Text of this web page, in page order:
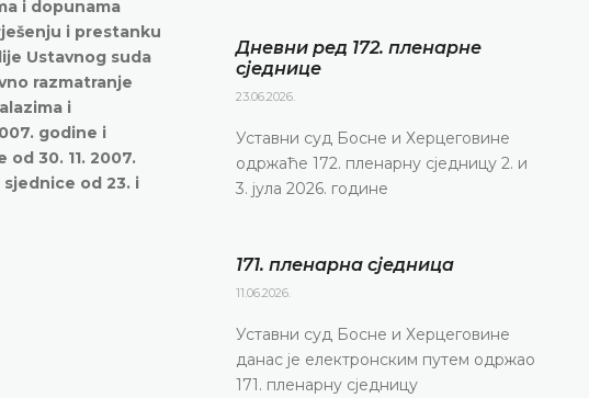
i dopunama
i prestanku
Ustavnog suda
razmatranje
i
godine i
30. 11. 2007.
od 23. i
Дневни ред 172. пленарне
сједнице
23.06.2026.
Уставни суд Босне и Херцеговине
одржаће 172. пленарну сједницу 2. и
3. јула 2026. године
171. пленарна сједницa
11.06.2026.
Уставни суд Босне и Херцеговине
данас је електронским путем одржао
171. пленарну сједницу